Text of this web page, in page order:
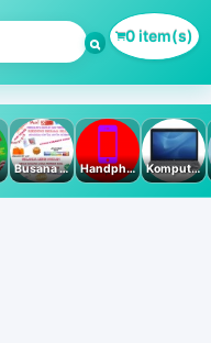
0 item(s)
Busana Muslim Handphone & Tablet Komputer PC & Laptop